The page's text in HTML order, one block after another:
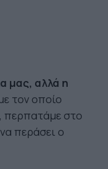
μας, αλλά η
τον οποίο
περπατάμε στο
περάσει ο